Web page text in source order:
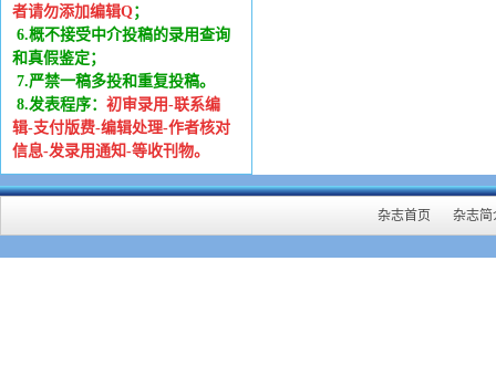
者请勿添加编辑Q；
6.概不接受中介投稿的录用查询
和真假鉴定；
7.严禁一稿多投和重复投稿。
8.发表程序： 初审录用-联系编
辑-支付版费-编辑处理-作者核对
信息-发录用通知-等收刊物。
杂志首页 杂志简